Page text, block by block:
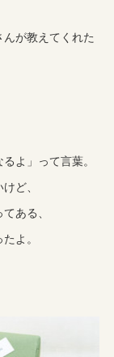
が教えてくれた
よ」って言葉。
ど、
ある、
よ。